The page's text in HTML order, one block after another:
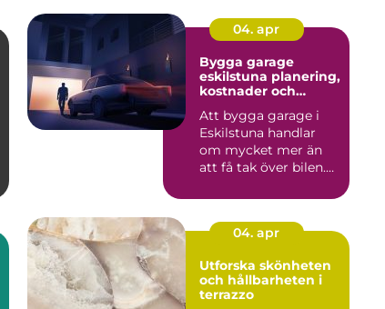
04. apr
Bygga garage
eskilstuna planering,
kostnader och
Att bygga garage i
Eskilstuna handlar
om mycket mer än
att få tak över bilen.
garage ...
04. apr
Utforska skönheten
och hållbarheten i
terrazzo